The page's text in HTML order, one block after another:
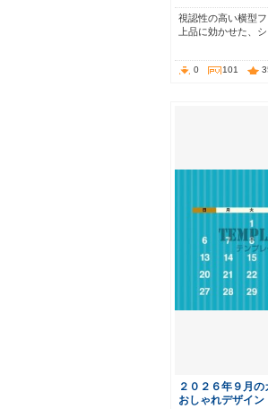
視認性の高い横型
上品に効かせた、
0 101
２０２６年９月
おしゃれデザイン